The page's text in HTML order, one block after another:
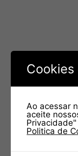
Cookies
Ao acessar
aceite
Politica de